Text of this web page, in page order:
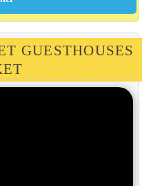
GUESTHOUSES